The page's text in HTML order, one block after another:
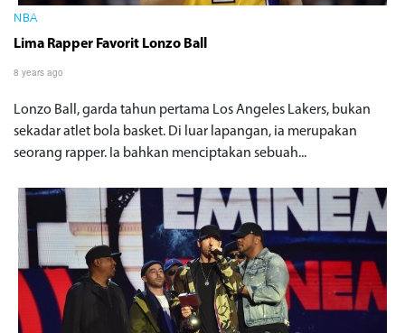
NBA
Lima Rapper Favorit Lonzo Ball
8 years ago
Lonzo Ball, garda tahun pertama Los Angeles Lakers, bukan
sekadar atlet bola basket. Di luar lapangan, ia merupakan
seorang rapper. Ia bahkan menciptakan sebuah...